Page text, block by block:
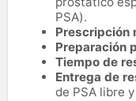
PSA).
Prescripción
Preparación
Tiempo de
Entrega de
de PSA libre